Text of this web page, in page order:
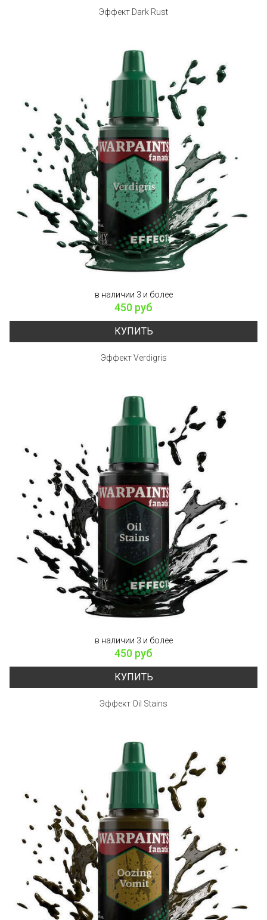
Эффект Dark Rust
в наличии 3 и более
450 руб
КУПИТЬ
Эффект Verdigris
в наличии 3 и более
450 руб
КУПИТЬ
Эффект Oil Stains